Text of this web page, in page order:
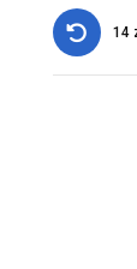
14